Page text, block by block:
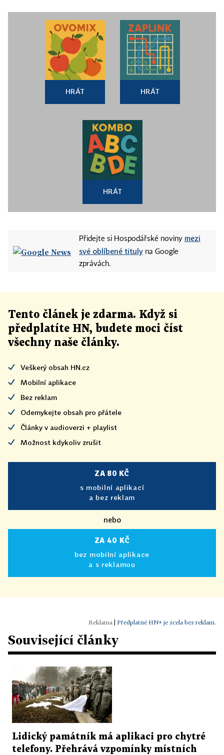
HRÁT HRÁT
HRÁT
Přidejte si Hospodářské noviny mezi
své oblíbené tituly na Google
zprávách.
Tento článek je zdarma. Když si
předplatíte HN, budete moci číst
všechny naše články.
Veškerý obsah HN.cz
Mobilní aplikace
Bez reklam
Odemykejte obsah pro přátele
Články v audioverzi + playlist
Možnost kdykoliv zrušit
ZA 80 KČ
s mobilní aplikací
a bez reklam
nebo
ZA 40 KČ
bez mobilní aplikace
a s reklamou
Předplatné HN+ je zcela bez reklam.
Související články
Lidický památník má aplikaci pro chytré
telefony. Přehrává vzpomínky místních